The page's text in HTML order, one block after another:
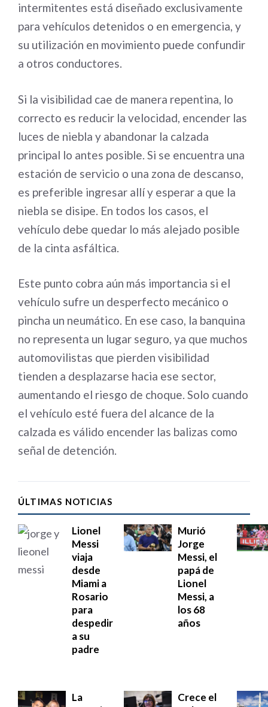
intermitentes está diseñado exclusivamente
para vehículos detenidos o en emergencia, y
su utilización en movimiento puede confundir
a otros conductores.
Si la visibilidad cae de manera repentina, lo
correcto es reducir la velocidad, encender las
luces de niebla y abandonar la calzada
principal lo antes posible. Si se encuentra una
estación de servicio o una zona de descanso,
es preferible ingresar allí y esperar a que la
niebla se disipe. En todos los casos, el
vehículo debe quedar lo más alejado posible
de la cinta asfáltica.
Este punto cobra aún más importancia si el
vehículo sufre un desperfecto mecánico o
pincha un neumático. En ese caso, la banquina
no representa un lugar seguro, ya que muchos
automovilistas que pierden visibilidad
tienden a desplazarse hacia ese sector,
aumentando el riesgo de choque. Solo cuando
el vehículo esté fuera del alcance de la
calzada es válido encender las balizas como
señal de detención.
ÚLTIMAS NOTICIAS
Lionel
Messi
viaja
desde
Miami a
Rosario
para
despedir
a su
padre
Murió
Jorge
Messi, el
papá de
Lionel
Messi, a
los 68
años
La
Crece el